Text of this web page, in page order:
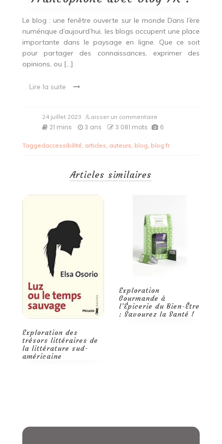
Le blog : une fenêtre ouverte sur le monde Dans l’ère
numérique d’aujourd’hui, les blogs occupent une place
importante dans le paysage en ligne. Que ce soit
pour partager des connaissances, exprimer des
opinions, ou […]
Lire la suite
24 juillet 2023 /Laisser un commentaire
Explorez
Monde
21 mins 3 ans 3 081 mots 6
Taggedaccessibilité, articles, auteurs, blog, blog fr
Articles similaires
Exploration
Gourmande à
l’Épicerie du Bien-Être
: Savourez la Santé !
Trouvez l’harmonie